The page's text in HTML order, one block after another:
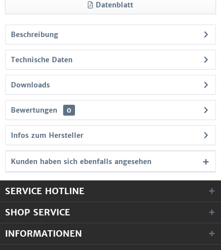
Datenblatt
Beschreibung
Technische Daten
Downloads
Bewertungen 0
Infos zum Hersteller
Kunden haben sich ebenfalls angesehen
SERVICE HOTLINE
SHOP SERVICE
INFORMATIONEN